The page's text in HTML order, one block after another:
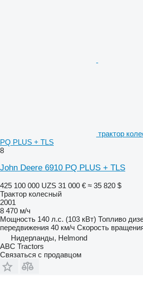
трактор
PQ PLUS + TLS
8
John Deere 6910 PQ PLUS + TLS
425 100 000 UZS 31 000 € ≈ 35 820 $
Трактор колесный
2001
8 470 м/ч
Мощность 140 л.с. (103 кВт) Топливо
передвижения 40 км/ч Скорость
Нидерланды, Helmond
ABC Tractors
Связаться с продавцом